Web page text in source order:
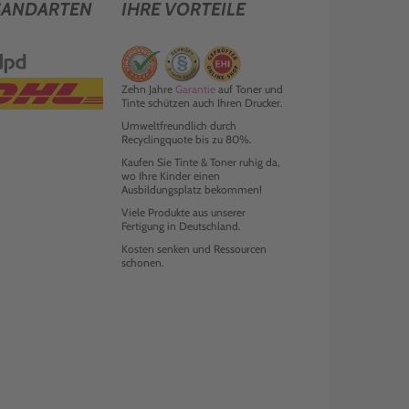
IHRE VORTEILE
Zehn Jahre Garantieauf Toner und
Tinte schützen auch Ihren Drucker.
Umweltfreundlich durch
Recyclingquote bis zu 80%.
Kaufen Sie Tinte & Toner ruhig da,
wo Ihre Kinder einen
Ausbildungsplatz bekommen!
Viele Produkte aus unserer
Fertigung in Deutschland.
Kosten senken und Ressourcen
schonen.